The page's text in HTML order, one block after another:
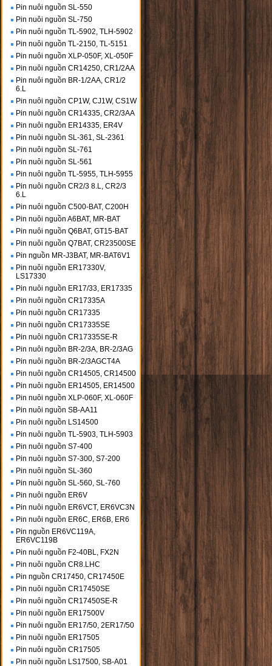
Pin nuôi nguồn SL-550
Pin nuôi nguồn SL-750
Pin nuôi nguồn TL-5902, TLH-5902
Pin nuôi nguồn TL-2150, TL-5151
Pin nuôi nguồn XLP-050F, XL-050F
Pin nuôi nguồn CR14250, CR1/2AA
Pin nuôi nguồn BR-1/2AA, CR1/2
6.L
Pin nuôi nguồn CP1W, CJ1W, CS1W
Pin nuôi nguồn CR14335, CR2/3AA
Pin nuôi nguồn ER14335, ER4V
Pin nuôi nguồn SL-361, SL-2361
Pin nuôi nguồn SL-761
Pin nuôi nguồn SL-561
Pin nuôi nguồn TL-5955, TLH-5955
Pin nuôi nguồn CR2/3 8.L, CR2/3
6.L
Pin nuôi nguồn C500-BAT, C200H
Pin nuôi nguồn A6BAT, MR-BAT
Pin nuôi nguồn Q6BAT, GT15-BAT
Pin nuôi nguồn Q7BAT, CR23500SE
Pin nguồn MR-J3BAT, MR-BAT6V1
Pin nuôi nguồn ER17330V,
LS17330
Pin nuôi nguồn ER17/33, ER17335
Pin nuôi nguồn CR17335A
Pin nuôi nguồn CR17335
Pin nuôi nguồn CR17335SE
Pin nuôi nguồn CR17335SE-R
Pin nuôi nguồn BR-2/3A, BR-2/3AG
Pin nuôi nguồn BR-2/3AGCT4A
Pin nuôi nguồn CR14505, CR14500
Pin nuôi nguồn ER14505, ER14500
Pin nuôi nguồn XLP-060F, XL-060F
Pin nuôi nguồn SB-AA11
Pin nuôi nguồn LS14500
Pin nuôi nguồn TL-5903, TLH-5903
Pin nuôi nguồn S7-400
Pin nuôi nguồn S7-300, S7-200
Pin nuôi nguồn SL-360
Pin nuôi nguồn SL-560, SL-760
Pin nuôi nguồn ER6V
Pin nuôi nguồn ER6VCT, ER6VC3N
Pin nuôi nguồn ER6C, ER6B, ER6
Pin nguồn ER6VC119A,
ER6VC119B
Pin nuôi nguồn F2-40BL, FX2N
Pin nuôi nguồn CR8.LHC
Pin nguồn CR17450, CR17450E
Pin nuôi nguồn CR17450SE
Pin nuôi nguồn CR17450SE-R
Pin nuôi nguồn ER17500V
Pin nuôi nguồn ER17/50, 2ER17/50
Pin nuôi nguồn ER17505
Pin nuôi nguồn CR17505
Pin nuôi nguồn LS17500, SB-A01